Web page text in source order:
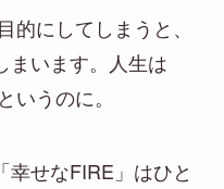
にしてしまうと、
まいます。人生は
いうのに。
幸せなFIRE」はひと